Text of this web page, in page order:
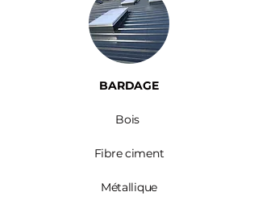
BARDAGE​
Bois ​
Fibre ciment
Métallique